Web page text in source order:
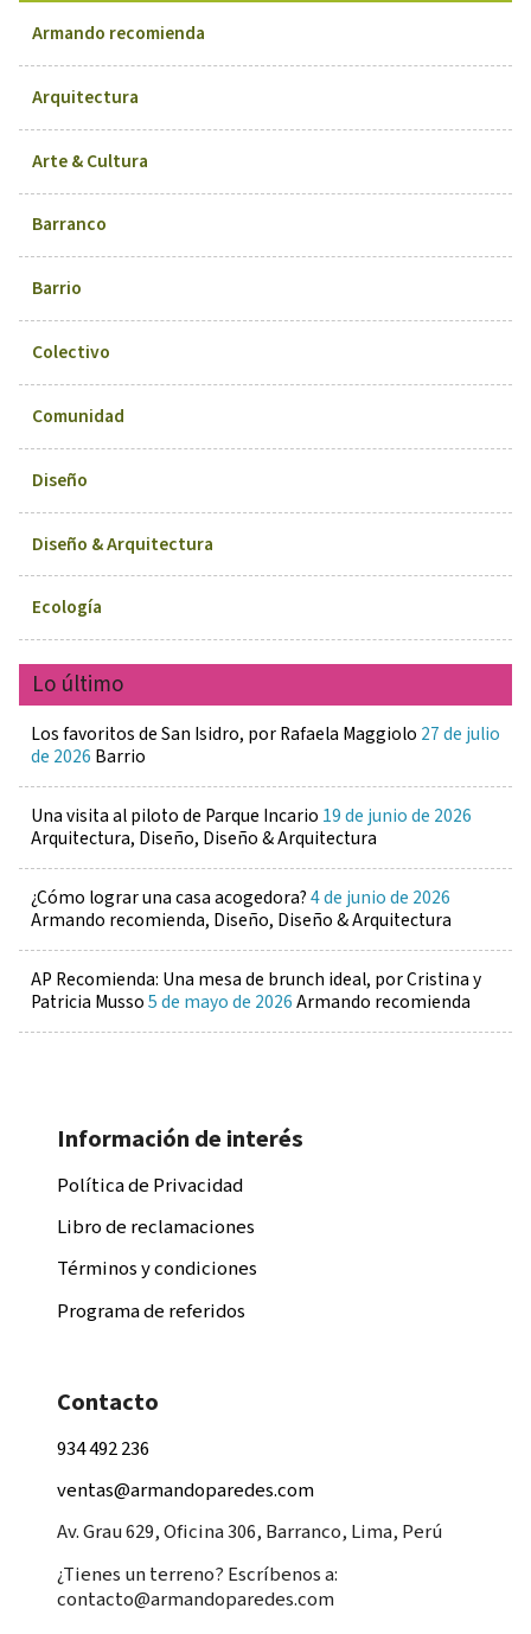
Armando recomienda
Arquitectura
Arte & Cultura
Barranco
Barrio
Colectivo
Comunidad
Diseño
Diseño & Arquitectura
Ecología
Lo último
Los favoritos de San Isidro, por Rafaela Maggiolo 27 de julio
de 2026 Barrio
Una visita al piloto de Parque Incario 19 de junio de 2026
Arquitectura, Diseño, Diseño & Arquitectura
¿Cómo lograr una casa acogedora?4 de junio de 2026
Armando recomienda, Diseño, Diseño & Arquitectura
AP Recomienda: Una mesa de brunch ideal, por Cristina y
Patricia Musso5 de mayo de 2026Armando recomienda
Información de interés
Política de Privacidad
Libro de reclamaciones
Términos y condiciones
Programa de referidos
Contacto
934 492 236
ventas@armandoparedes.com
Av. Grau 629, Oficina 306, Barranco, Lima, Perú
¿Tienes un terreno? Escríbenos a:
contacto@armandoparedes.com